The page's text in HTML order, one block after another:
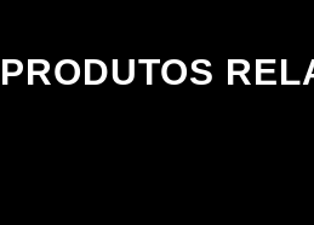
PRODUTOS